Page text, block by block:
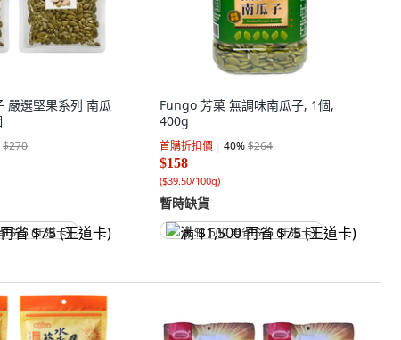
嚴選堅果系列 南瓜
$270
$75 (王道卡)
Fungo 芳菓 無調味南瓜子, 1個,
400g
首購折扣價 40%$264
$158
($39.50/100g)
暫時缺貨
满 $1,500 再省 $75 (王道卡)